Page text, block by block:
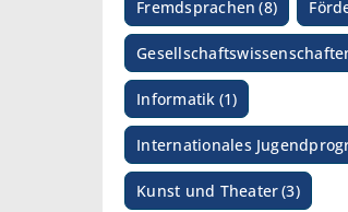
Fremdsprachen (8)
Informatik (1)
Internationales
Kunst und Theater(3)